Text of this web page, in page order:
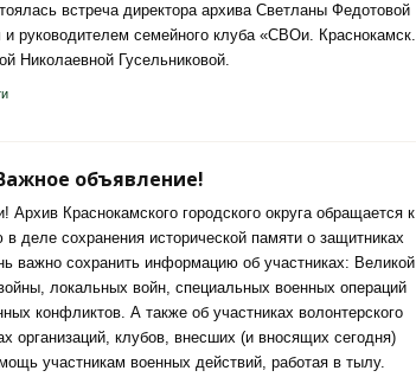
встреча директора архива Светланы Федотовой
и руководителем семейного клуба «СВОи. Краснокамск.
Николаевной Гусельниковой.
объявление!
Архив Краснокамского городского округа обращается к
деле сохранения исторической памяти о защитниках
важно сохранить информацию об участниках: Великой
локальных войн, специальных военных операций
конфликтов. А также об участниках волонтерского
организаций, клубов, внесших (и вносящих сегодня)
участникам военных действий, работая в тылу.